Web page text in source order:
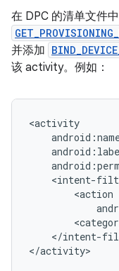
在 DPC 的清单文件
并添加
该 activity。例如：
</intent-